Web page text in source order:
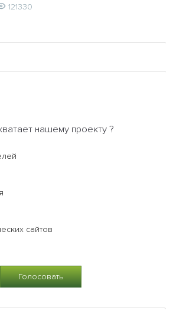
121330
нашему проекту ?
сайтов